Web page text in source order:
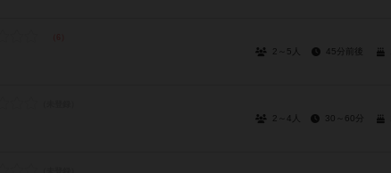
2～5人 45分前後
2～4人 30～60分